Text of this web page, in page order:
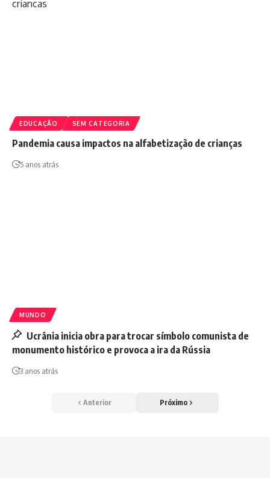
EDUCAÇÃO SEM CATEGORIA
Pandemia causa impactos na alfabetização de crianças
5 anos atrás
MUNDO
Ucrânia inicia obra para trocar símbolo comunista de
monumento histórico e provoca a ira da Rússia
3 anos atrás
Anterior Próximo